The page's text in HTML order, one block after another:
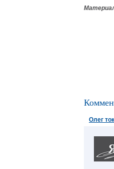
Олег